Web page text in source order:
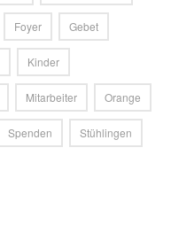
Foyer Gebet
Kinder
Mitarbeiter Orange
Spenden Stühlingen